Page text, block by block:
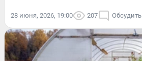
28 июня, 2026, 19:00 207 Обсудить